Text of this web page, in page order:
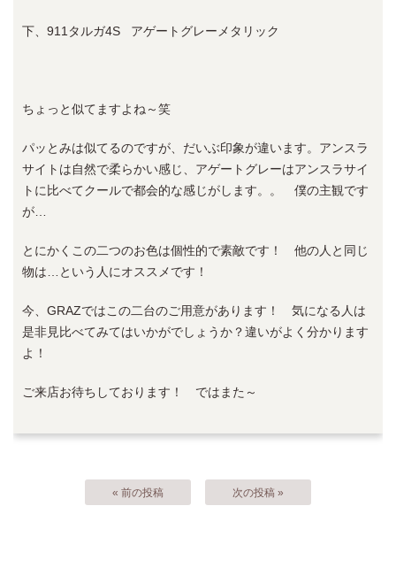
下、911タルガ4S アゲートグレーメタリック
ちょっと似てますよね～笑
パッとみは似てるのですが、だいぶ印象が違います。アンスラ
サイトは自然で柔らかい感じ、アゲートグレーはアンスラサイ
トに比べてクールで都会的な感じがします。。 僕の主観です
が…
とにかくこの二つのお色は個性的で素敵です！ 他の人と同じ
物は…という人にオススメです！
今、GRAZではこの二台のご用意があります！ 気になる人は
是非見比べてみてはいかがでしょうか？違いがよく分かります
よ！
ご来店お待ちしております！ ではまた～
« 前の投稿 次の投稿 »